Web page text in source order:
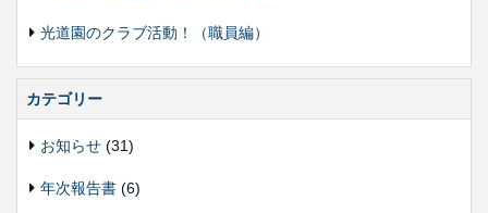
光道園のクラブ活動！（職員編）
カテゴリー
お知らせ (31)
年次報告書 (6)